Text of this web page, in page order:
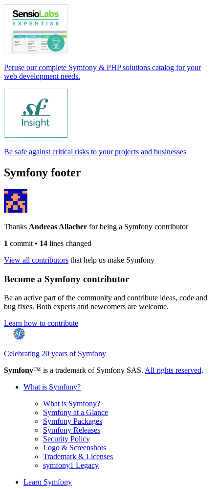
Peruse our complete Symfony & PHP solutions catalog for your
web development needs.
Be safe against critical risks to your projects and businesses
Symfony footer
Thanks Andreas Allacher for being a Symfony contributor
1 commit • 14 lines changed
View all contributors that help us make Symfony
Become a Symfony contributor
Be an active part of the community and contribute ideas, code and
bug fixes. Both experts and newcomers are welcome.
Learn how to contribute
Celebrating 20 years of Symfony
Symfony™ is a trademark of Symfony SAS. All rights reserved.
What is Symfony?
What is Symfony?
Symfony at a Glance
Symfony Packages
Symfony Releases
Security Policy
Logo & Screenshots
Trademark & Licenses
symfony1 Legacy
Learn Symfony